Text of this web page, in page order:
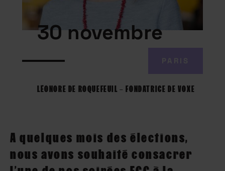
30 novembre
LÉONORE DE ROQUEFEUIL – FONDATRICE DE VOXE
A quelques mois des élections,
nous avons souhaité consacrer